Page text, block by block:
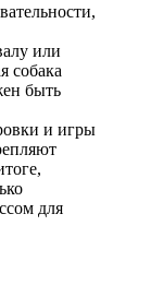
или
собака
быть
и игры
для